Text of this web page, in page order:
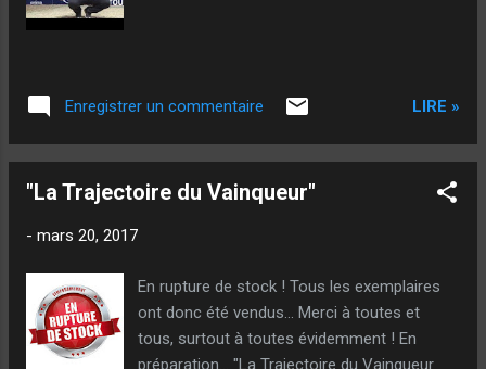
Enregistrer un commentaire LIRE »
"La Trajectoire du Vainqueur"
- mars 20, 2017
En rupture de stock ! Tous les exemplaires
ont donc été vendus... Merci à toutes et
tous, surtout à toutes évidemment ! En
préparation... "La Trajectoire du Vainqueur